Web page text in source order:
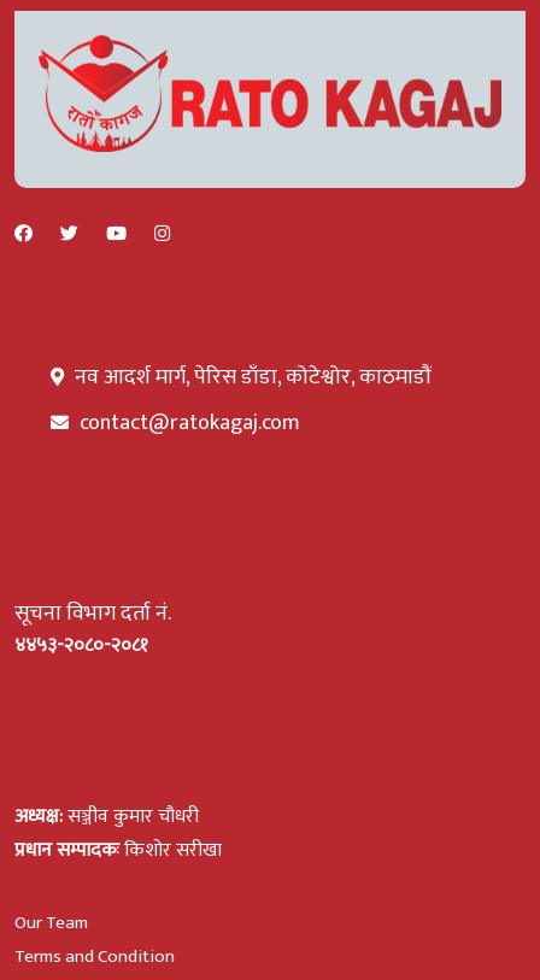
नव आदर्श मार्ग, पेरिस डाँडा, कोटेश्वोर, काठमाडौं
contact@ratokagaj.com
सूचना विभाग दर्ता नं.
४४५३-२०८०-२०८१
अध्यक्ष:सञ्जीव कुमार चौधरी
प्रधान सम्पादकःकिशोर सरीखा
Our Team
Terms and Condition